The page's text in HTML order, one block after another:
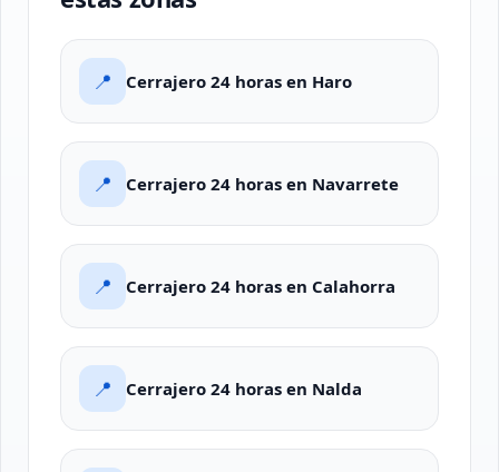
📍 Cerrajero 24 horas en Haro
📍 Cerrajero 24 horas en Navarrete
📍 Cerrajero 24 horas en Calahorra
📍 Cerrajero 24 horas en Nalda